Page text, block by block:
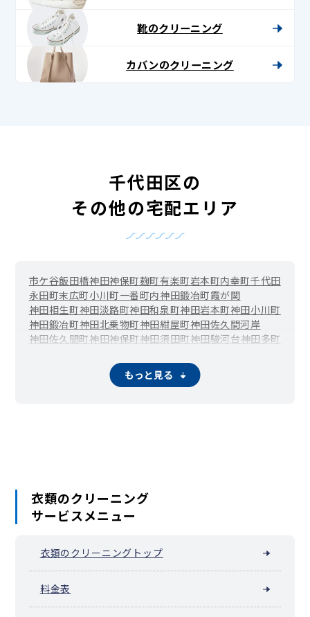
靴のクリーニング
カバンのクリーニング
千代田区の
その他の宅配エリア
市ケ谷飯田橋神田神保町麹町有楽町岩本町内幸町千代田
永田町末広町小川町一番町内神田鍛冶町霞が関
神田相生町神田淡路町神田和泉町神田岩本町神田小川町
神田鍛冶町神田北乗物町神田紺屋町神田佐久間河岸
神田佐久間町神田神保町神田須田町神田駿河台神田多町
神田東紺屋町 神田東松下町
神田美倉町神田美土代町 紀尾井町
もっと見る
衣類のクリーニング
サービスメニュー
衣類のクリーニングトップ
料金表